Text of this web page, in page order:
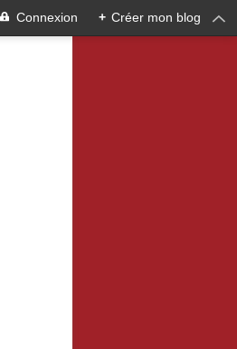
Connexion + Créer mon blog